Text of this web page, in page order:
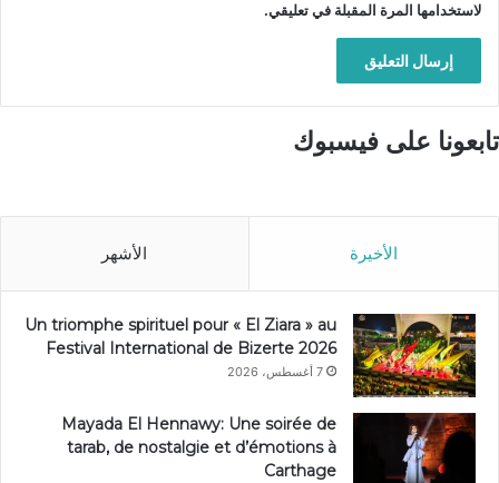
لاستخدامها المرة المقبلة في تعليقي.
تابعونا على فيسبوك
الأخيرة الأشهر
Un triomphe spirituel pour « El Ziara » au
Festival International de Bizerte 2026
7 أغسطس، 2026
Mayada El Hennawy: Une soirée de
tarab, de nostalgie et d’émotions à
Carthage